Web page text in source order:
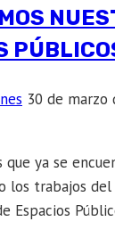
30 de marzo
que ya se
los trabajos
Espacios